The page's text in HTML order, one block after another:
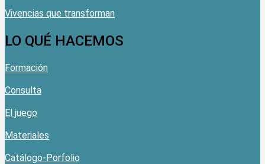
Vivencias que transforman
LO QUÉ HACEMOS
Formación
Consulta
El juego
Materiales
Catálogo-Porfolio